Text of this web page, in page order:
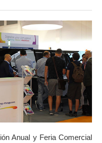
Anual y Feria Comercial